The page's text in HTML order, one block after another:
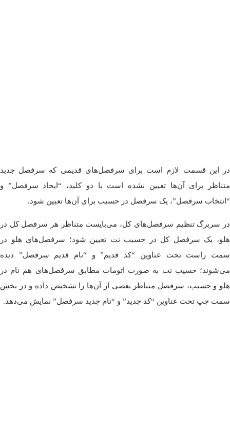
در این قسمت لازم است برای سرفصل‌های قدیمی که سرفصل جدید
متناظر برای آن‌ها تعیین نشده است با دو کلید، “ایجاد سرفصل” و
“انتخاب سرفصل”، یک سرفصل در حسیب برای آن‌ها تعیین شود.
در سربرگ تنظیم سرفصل‌های کل، می‌بایست متناظر هر سرفصل کل در
هلو، یک سرفصل کل در حسیب نت تعیین شود؛ سرفصل‌های هلو در
سمت راست تحت عناوین “کد قدیم” و “نام قدیم سرفصل” دیده
می‌شوند؛ حسیب نت به صورت اتومات مطابق سرفصل‌های هم نام در
هلو و حسیب، سرفصل متناظر بعضی از آن‌ها را تشخیص داده و در بخش
سمت چپ تحت عناوین “کد جدید” و “نام جدید سرفصل” نمایش می‌دهد.